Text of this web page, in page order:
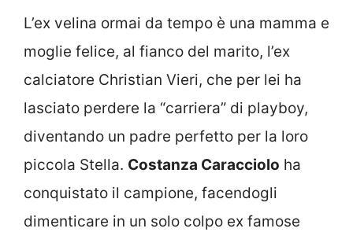
L’ex velina ormai da tempo è una mamma e
moglie felice, al fianco del marito, l’ex
calciatore Christian Vieri, che per lei ha
lasciato perdere la “carriera” di playboy,
diventando un padre perfetto per la loro
piccola Stella. Costanza Caracciolo ha
conquistato il campione, facendogli
dimenticare in un solo colpo ex famose